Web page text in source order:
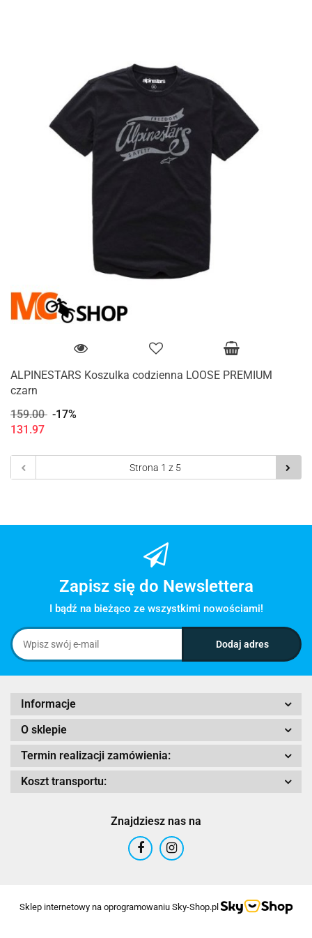
ALPINESTARS Koszulka codzienna LOOSE PREMIUM
czarn
159.00 -17%
131.97
Zapisz się do Newslettera
I bądź na bieżąco ze wszystkimi nowościami!
Informacje
O sklepie
Termin realizacji zamówienia:
Koszt transportu:
Znajdziesz nas na
Sklep internetowy na oprogramowaniu Sky-Shop.pl